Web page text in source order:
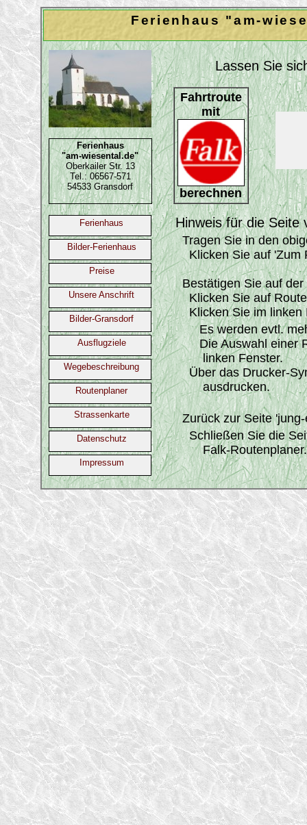
Ferienhaus "am-
Ferienhaus
"am-wiesental.de"
Oberkailer Str. 13
Tel.: 06567-571
54533 Gransdorf
Ferienhaus
Bilder-Ferienhaus
Preise
Unsere Anschrift
Bilder-Gransdorf
Ausflugziele
Wegebeschreibung
Routenplaner
Strassenkarte
Datenschutz
Impressum
Lassen Sie
Fahrtroute
mit
berechnen
Hinweis für die Seite
Tragen Sie in den
Klicken Sie auf 'Zum
Bestätigen Sie auf der
Klicken Sie auf Route
Klicken Sie im linken
Es werden evtl.
Die Auswahl einer
linken Fenster.
Über das Drucker-
ausdrucken.
Zurück zur Seite 'jung-
Schließen Sie die
Falk-Routenplaner.